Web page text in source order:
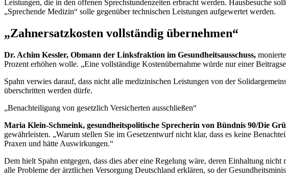
Leistungen, die in den offenen Sprechstundenzeiten erbracht werden. Hausbesuche
„Sprechende Medizin“ solle gegenüber technischen Leistungen aufgewertet werden.
„Zahnersatzkosten vollständig übernehmen“
Dr. Achim Kessler, Obmann der Linksfraktion im Gesundheitsausschuss,
Prozent erhöhen wolle. „Eine vollständige Kostenübernahme würde nur einer
Spahn verwies darauf, dass nicht alle medizinischen Leistungen von der
überschritten werden dürfe.
„Benachteiligung von gesetzlich Versicherten ausschließen“
Maria Klein-Schmeink, gesundheitspolitische Sprecherin von Bündnis 90/Die
gewährleisten. „Warum stellen Sie im Gesetzentwurf nicht klar, dass es keine
Praxen und hätte Auswirkungen.“
Dem hielt Spahn entgegen, dass dies aber eine Regelung wäre, deren Einhaltung
alle Probleme der ärztlichen Versorgung Deutschland erklären, so der